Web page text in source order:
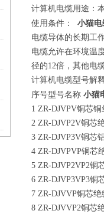
计算机电缆用途：
使用条件：
小猫
电缆导体的长期工
电缆允许在环境温
径的12倍，其他电
计算机电缆型号解
序号型号名称 小猫
1 ZR-DJVPV铜芯
2 ZR-DJVP2V铜芯
3 ZR-DJVP3V铜芯
4 ZR-DJVPVP铜芯
5 ZR-DJVP2VP2铜
6 ZR-DJVP3VP3铜
7 ZR-DJVVP铜芯
8 ZR-DJVVP2铜芯